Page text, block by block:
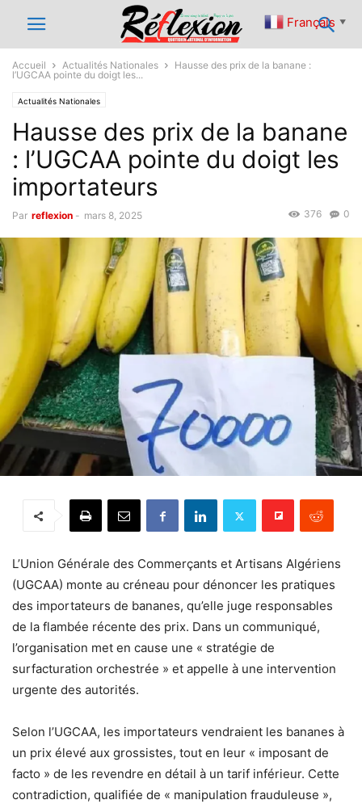
Accueil Actualités Nationales
Hausse des prix de la banane :
l’UGCAA pointe du doigt les...
Actualités Nationales
Hausse des prix de la banane
: l’UGCAA pointe du doigt les
importateurs
Par reflexion - mars 8, 2025 0
376
L’Union Générale des Commerçants et Artisans Algériens
(UGCAA) monte au créneau pour dénoncer les pratiques
des importateurs de bananes, qu’elle juge responsables
de la flambée récente des prix. Dans un communiqué,
l’organisation met en cause une « stratégie de
surfacturation orchestrée » et appelle à une intervention
urgente des autorités.
Selon l’UGCAA, les importateurs vendraient les bananes à
un prix élevé aux grossistes, tout en leur « imposant de
facto » de les revendre en détail à un tarif inférieur. Cette
contradiction, qualifiée de « manipulation frauduleuse »,
Français ▼